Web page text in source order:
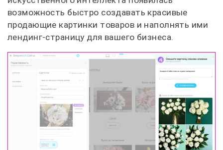
возможность быстро создавать красивые
продающие картинки товаров и наполнять ими
лендинг-страницу для вашего бизнеса.